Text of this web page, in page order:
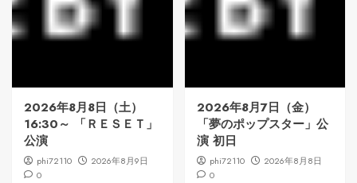
2026年8月8日（土）
16:30～ 「ＲＥＳＥＴ」
公演
phi72110
2026年8月9日
0
2026年8月7日（金）
「夢のポップスター」公
演 初日
phi72110
2026年8月8日
0